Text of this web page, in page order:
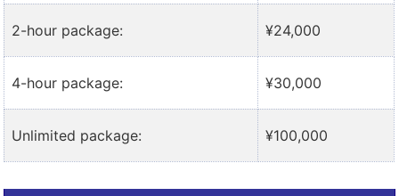
2-hour package: ¥24,000
4-hour package: ¥30,000
Unlimited package: ¥100,000